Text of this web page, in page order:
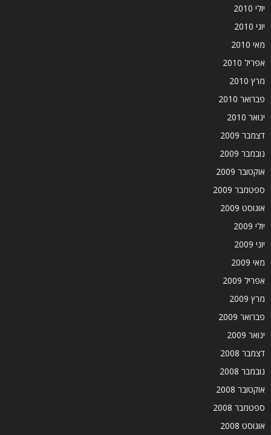
יולי 2010
יוני 2010
מאי 2010
אפריל 2010
מרץ 2010
פברואר 2010
ינואר 2010
דצמבר 2009
נובמבר 2009
אוקטובר 2009
ספטמבר 2009
אוגוסט 2009
יולי 2009
יוני 2009
מאי 2009
אפריל 2009
מרץ 2009
פברואר 2009
ינואר 2009
דצמבר 2008
נובמבר 2008
אוקטובר 2008
ספטמבר 2008
אוגוסט 2008